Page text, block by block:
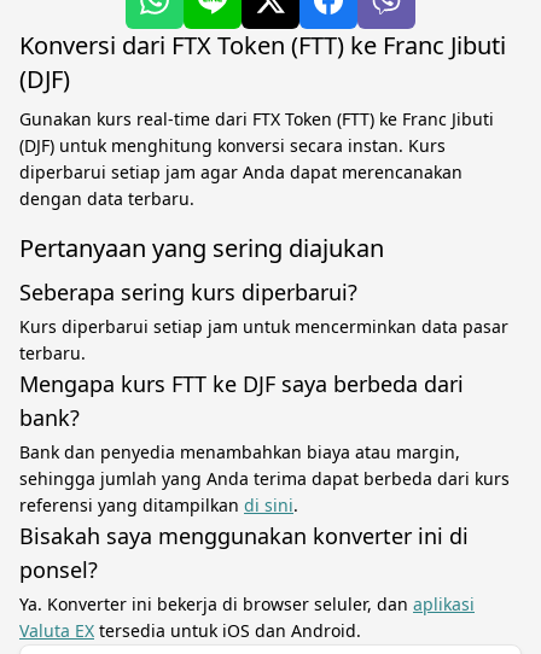
Konversi dari FTX Token (FTT) ke Franc Jibuti
(DJF)
Gunakan kurs real-time dari FTX Token (FTT) ke Franc Jibuti
(DJF) untuk menghitung konversi secara instan. Kurs
diperbarui setiap jam agar Anda dapat merencanakan
dengan data terbaru.
Pertanyaan yang sering diajukan
Seberapa sering kurs diperbarui?
Kurs diperbarui setiap jam untuk mencerminkan data pasar
terbaru.
Mengapa kurs FTT ke DJF saya berbeda dari
bank?
Bank dan penyedia menambahkan biaya atau margin,
sehingga jumlah yang Anda terima dapat berbeda dari kurs
referensi yang ditampilkan di sini.
Bisakah saya menggunakan konverter ini di
ponsel?
Ya. Konverter ini bekerja di browser seluler, dan aplikasi
Valuta EX tersedia untuk iOS dan Android.